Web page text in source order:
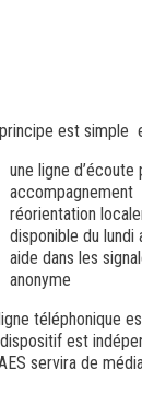
est simple
une ligne
accompagnement
réorientation
disponible du lundi
aide dans les
anonyme
téléphonique
est
servira de